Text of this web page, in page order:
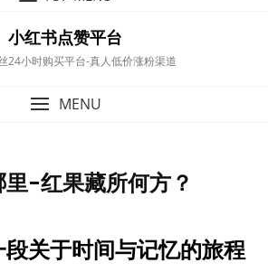
小红书点赞平台
24小时购买平台-真人低价涨粉渠道
MENU
-红果藏所何方？
关于时间与记忆的旅程